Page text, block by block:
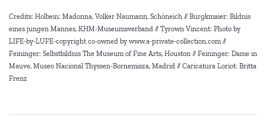
Credits: Holbein: Madonna, Volker Naumann, Schöneich // Burgkmaier: Bildnis
eines jungen Mannes, KHM-Museumsverband // Tyrown Vincent: Photo by
LIFE-by-LUFE-copyright co-owned by www.a-private-collection.com //
Feininger: Selbstbildnis The Museum of Fine Arts, Houston // Feininger: Dame in
Mauve, Museo Nacional Thyssen-Bornemisza, Madrid // Caricatura Loriot: Britta
Frenz